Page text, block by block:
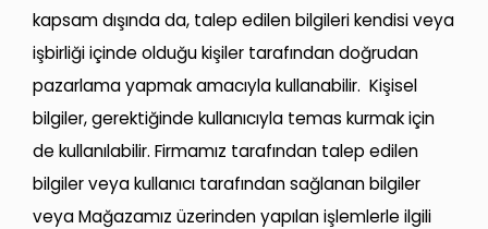
kapsam dışında da, talep edilen bilgileri kendisi veya
işbirliği içinde olduğu kişiler tarafından doğrudan
pazarlama yapmak amacıyla kullanabilir. Kişisel
bilgiler, gerektiğinde kullanıcıyla temas kurmak için
de kullanılabilir. Firmamız tarafından talep edilen
bilgiler veya kullanıcı tarafından sağlanan bilgiler
veya Mağazamız üzerinden yapılan işlemlerle ilgili